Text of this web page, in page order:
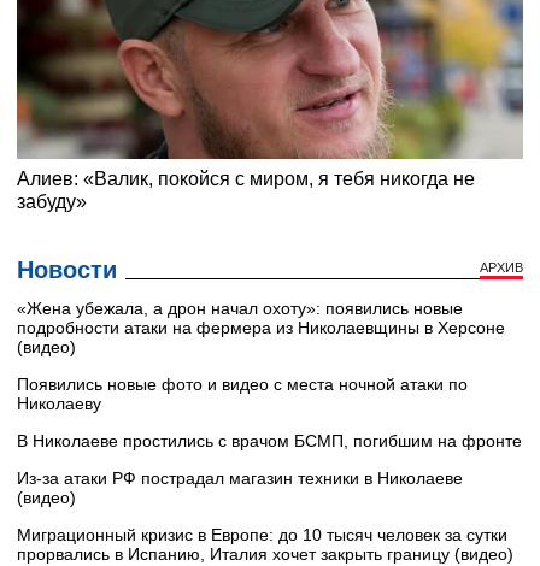
Новости АРХИВ
«Жена убежала, а дрон начал охоту»: появились новые
подробности атаки на фермера из Николаевщины в Херсоне
(видео)
Появились новые фото и видео с места ночной атаки по
Николаеву
В Николаеве простились с врачом БСМП, погибшим на фронте
Из-за атаки РФ пострадал магазин техники в Николаеве
(видео)
Миграционный кризис в Европе: до 10 тысяч человек за сутки
прорвались в Испанию, Италия хочет закрыть границу (видео)